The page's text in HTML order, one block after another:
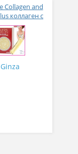
Collagen and
коллаген с
порошком
№ 30
Ginza